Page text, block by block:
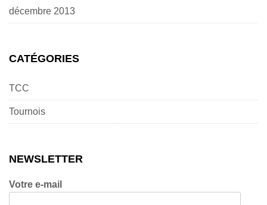
décembre 2013
CATÉGORIES
TCC
Tournois
NEWSLETTER
Votre e-mail